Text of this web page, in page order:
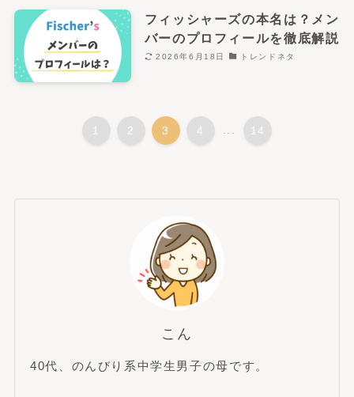
フィッシャーズの本名は？メン
バーのプロフィールを徹底解説
2026年6月18日 トレンドネタ
1 2 3 4 14
こん
40代、のんびり系中学生男子の母です。